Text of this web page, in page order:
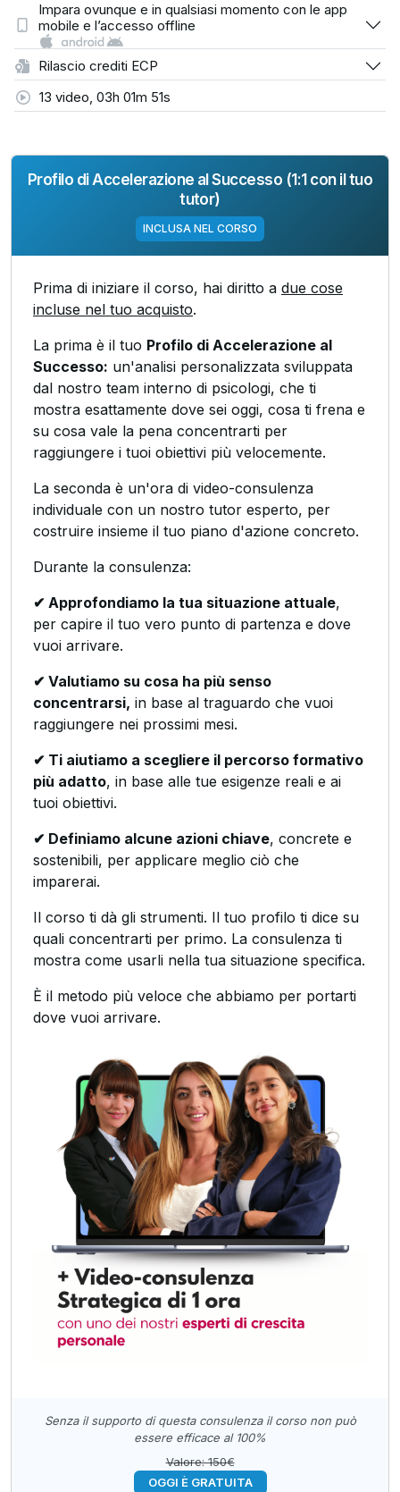
Impara ovunque e in qualsiasi momento con le app
mobile e l’accesso offline
Rilascio crediti ECP
13 video, 03h 01m 51s
Profilo di Accelerazione al Successo (1:1 con il tuo
tutor)
INCLUSA NEL CORSO
Prima di iniziare il corso, hai diritto a due cose
incluse nel tuo acquisto.
La prima è il tuo Profilo di Accelerazione al
Successo: un'analisi personalizzata sviluppata
dal nostro team interno di psicologi, che ti
mostra esattamente dove sei oggi, cosa ti frena e
su cosa vale la pena concentrarti per
raggiungere i tuoi obiettivi più velocemente.
La seconda è un'ora di video-consulenza
individuale con un nostro tutor esperto, per
costruire insieme il tuo piano d'azione concreto.
Durante la consulenza:
✔ Approfondiamo la tua situazione attuale,
per capire il tuo vero punto di partenza e dove
vuoi arrivare.
✔ Valutiamo su cosa ha più senso
concentrarsi, in base al traguardo che vuoi
raggiungere nei prossimi mesi.
✔ Ti aiutiamo a scegliere il percorso formativo
più adatto, in base alle tue esigenze reali e ai
tuoi obiettivi.
✔ Definiamo alcune azioni chiave, concrete e
sostenibili, per applicare meglio ciò che
imparerai.
Il corso ti dà gli strumenti. Il tuo profilo ti dice su
quali concentrarti per primo. La consulenza ti
mostra come usarli nella tua situazione specifica.
È il metodo più veloce che abbiamo per portarti
dove vuoi arrivare.
Senza il supporto di questa consulenza il corso non può
essere efficace al 100%
Valore: 150€
OGGI È GRATUITA